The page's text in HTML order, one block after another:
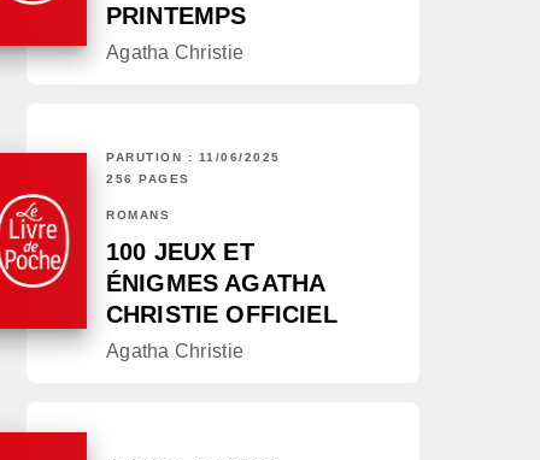
PRINTEMPS
Agatha Christie
PARUTION : 11/06/2025
256 PAGES
ROMANS
100 JEUX ET
ÉNIGMES AGATHA
CHRISTIE OFFICIEL
Agatha Christie